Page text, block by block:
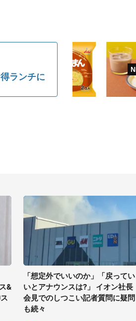
ランチに
&
「想定外でいいのか」「戻ってい
いとアナウンスは?」 イオン社長
会見でのしつこい記者質問に疑問
も続々